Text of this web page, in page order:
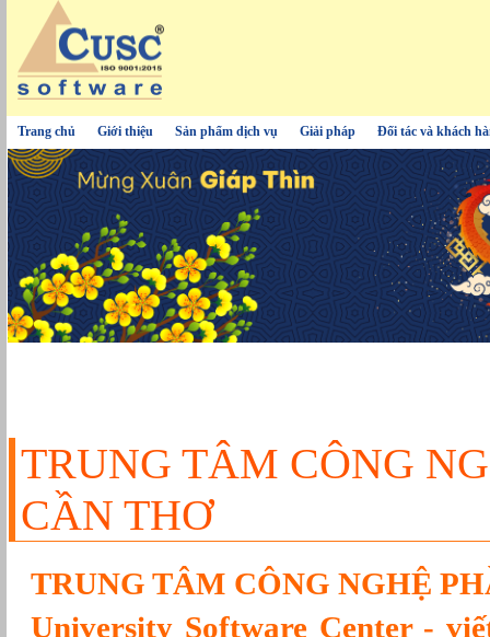
Trang chủ Giới thiệu Sản phẩm dịch vụ Giải pháp Đối tác và khách
TRUNG TÂM CÔNG
CẦN THƠ
TRUNG TÂM CÔNG NGHỆ
University Software Center -